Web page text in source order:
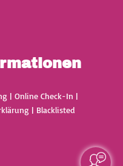
| Online Check-In |
| Blacklisted